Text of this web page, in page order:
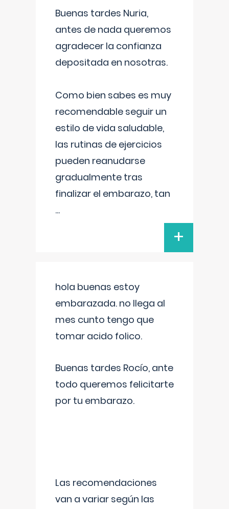
Buenas tardes Nuria,
antes de nada queremos
agradecer la confianza
depositada en nosotras.
Como bien sabes es muy
recomendable seguir un
estilo de vida saludable,
las rutinas de ejercicios
pueden reanudarse
gradualmente tras
finalizar el embarazo, tan
...
+
hola buenas estoy
embarazada. no llega al
mes cunto tengo que
tomar acido folico.
Buenas tardes Rocío, ante
todo queremos felicitarte
por tu embarazo.
Las recomendaciones
van a variar según las